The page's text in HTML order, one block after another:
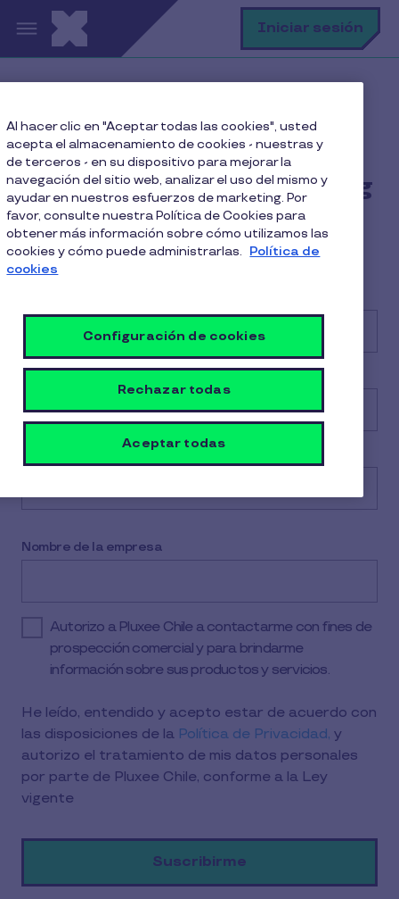
Pasar al contenido principal Iniciar sesión
Suscríbete a nuestro blog
Apellido
Nombre de la empresa
Autorizo a Pluxee Chile a contactarme con fines de
prospección comercial y para brindarme
información sobre sus productos y servicios.
He leído, entendido y acepto estar de acuerdo con
las disposiciones de la Política de Privacidad, y
autorizo el tratamiento de mis datos personales
por parte de Pluxee Chile, conforme a la Ley
vigente
Al hacer clic en "Aceptar todas las cookies", usted
acepta el almacenamiento de cookies - nuestras y
de terceros - en su dispositivo para mejorar la
navegación del sitio web, analizar el uso del mismo y
ayudar en nuestros esfuerzos de marketing. Por
favor, consulte nuestra Política de Cookies para
obtener más información sobre cómo utilizamos las
cookies y cómo puede administrarlas. Política de
cookies
Configuración de cookies
Rechazar todas
Aceptar todas